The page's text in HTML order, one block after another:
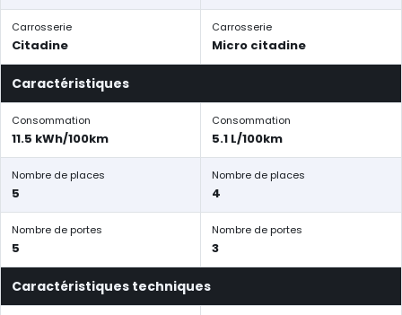
Carrosserie
Citadine
Carrosserie
Micro citadine
Caractéristiques
Consommation
11.5 kWh/100km
Consommation
5.1 L/100km
Nombre de places
5
Nombre de places
4
Nombre de portes
5
Nombre de portes
3
Caractéristiques techniques